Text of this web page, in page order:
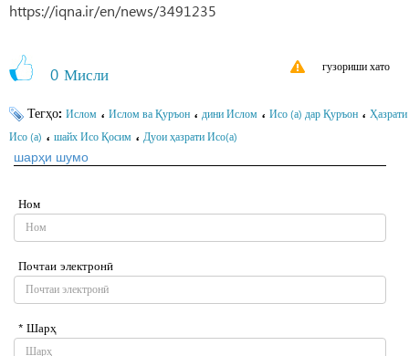
https://iqna.ir/en/news/3491235
0 Мисли гузориши хато
Тегҳо: Ислом ، Ислом ва Қуръон ، дини Ислом ، Исо (а) дар Қуръон ، Ҳазрати
Исо (а) ، шайх Исо Қосим ، Дуои ҳазрати Исо(а)
шарҳи шумо
Ном
Почтаи электронӣ
* Шарҳ